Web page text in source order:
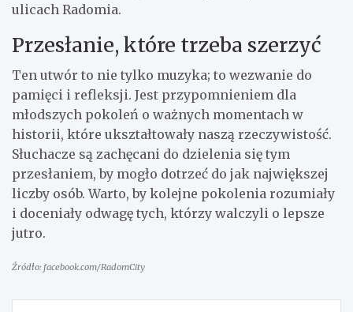
ulicach Radomia.
Przesłanie, które trzeba szerzyć
Ten utwór to nie tylko muzyka; to wezwanie do
pamięci i refleksji. Jest przypomnieniem dla
młodszych pokoleń o ważnych momentach w
historii, które ukształtowały naszą rzeczywistość.
Słuchacze są zachęcani do dzielenia się tym
przesłaniem, by mogło dotrzeć do jak największej
liczby osób. Warto, by kolejne pokolenia rozumiały
i doceniały odwagę tych, którzy walczyli o lepsze
jutro.
Źródło: facebook.com/RadomCity